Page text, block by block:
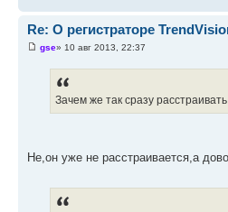
Re: О регистраторе
gse» 10 авг 2013, 22:37
Зачем же так сразу
Не,он уже не расстраивается,а